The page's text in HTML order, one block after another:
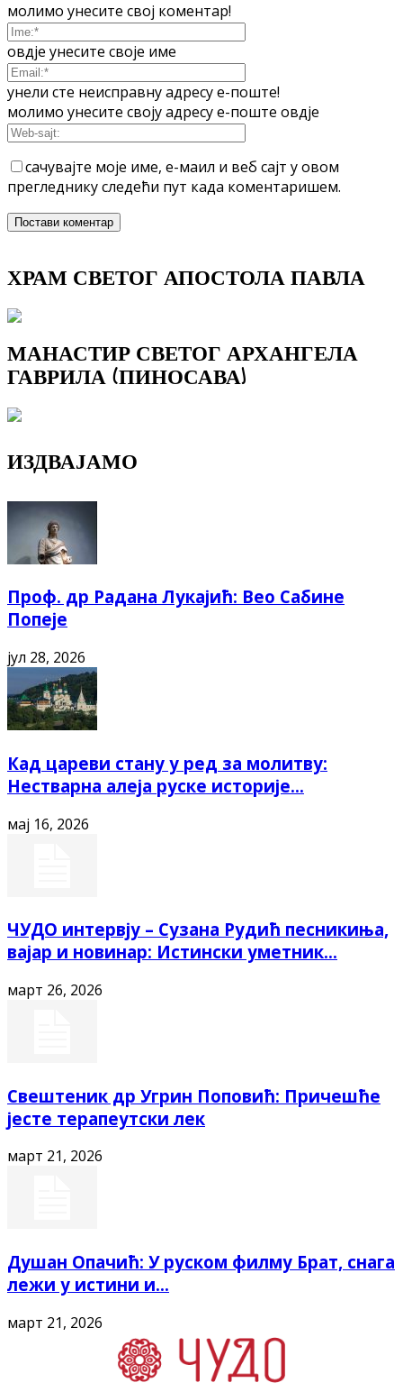
молимо унесите свој коментар!
овдје унесите своје име
унели сте неисправну адресу е-поште!
молимо унесите своју адресу е-поште овдје
сачувајте моје име, е-маил и веб сајт у овом
прегледнику следећи пут када коментаришем.
ХРАМ СВЕТОГ АПОСТОЛА ПАВЛА
МАНАСТИР СВЕТОГ АРХАНГЕЛА
ГАВРИЛА (ПИНОСАВА)
ИЗДВАЈАМО
Проф. др Радана Лукајић: Вео Сабине
Попеје
јул 28, 2026
Кад цареви стану у ред за молитву:
Нестварна алеја руске историје...
мај 16, 2026
ЧУДО интервју – Сузана Рудић песникиња,
вајар и новинар: Истински уметник...
март 26, 2026
Свештеник др Угрин Поповић: Причешће
јесте терапеутски лек
март 21, 2026
Душан Опачић: У руском филму Брат, снага
лежи у истини и...
март 21, 2026